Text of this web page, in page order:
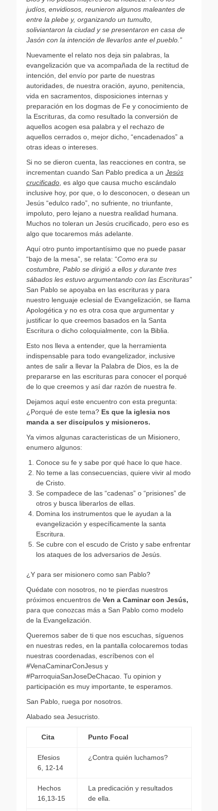
judíos, envidiosos, reunieron algunos maleantes de
entre la plebe y, organizando un tumulto,
soliviantaron la ciudad y se presentaron en casa de
Jasón con la intención de llevarlos ante el pueblo.”
Nuevamente el relato nos deja sin palabras, la
evangelización que va acompañada de la rectitud de
intención, del envío por parte de nuestras
autoridades, de nuestra oración, ayuno, penitencia,
vida en sacramentos, disposiciones internas y
preparación en los dogmas de Fe y conocimiento de
la Escrituras, da como resultado la conversión de
aquellos acogen esa palabra y el rechazo de
aquellos cerrados o, mejor dicho, “encadenados” a
otras ideas o intereses.
Si no se dieron cuenta, las reacciones en contra, se
incrementan cuando San Pablo predica a un Jesús
crucificado, es algo que causa mucho escándalo
inclusive hoy, por que, o lo desconocen, o desean un
Jesús “edulco rado”, no sufriente, no triunfante,
impoluto, pero lejano a nuestra realidad humana.
Muchos no toleran un Jesús crucificado, pero eso es
algo que tocaremos más adelante.
Aquí otro punto importantísimo que no puede pasar
“bajo de la mesa”, se relata: “Como era su
costumbre, Pablo se dirigió a ellos y durante tres
sábados les estuvo argumentando con las Escrituras”
San Pablo se apoyaba en las escrituras y para
nuestro lenguaje eclesial de Evangelización, se llama
Apologética y no es otra cosa que argumentar y
justificar lo que creemos basados en la Santa
Escritura o dicho coloquialmente, con la Biblia.
Esto nos lleva a entender, que la herramienta
indispensable para todo evangelizador, inclusive
antes de salir a llevar la Palabra de Dios, es la de
prepararse en las escrituras para conocer el porqué
de lo que creemos y así dar razón de nuestra fe.
Dejamos aquí este encuentro con esta pregunta:
¿Porqué de este tema? Es que la iglesia nos
manda a ser discipulos y misioneros.
Ya vimos algunas caracteristicas de un Misionero,
enumero algunos:
Conoce su fe y sabe por qué hace lo que hace.
No teme a las consecuencias, quiere vivir al modo
de Cristo.
Se compadece de las “cadenas” o “prisiones” de
otros y busca liberarlos de ellas.
Domina los instrumentos que le ayudan a la
evangelización y específicamente la santa
Escritura.
Se cubre con el escudo de Cristo y sabe enfrentar
los ataques de los adversarios de Jesús.
¿Y para ser misionero como san Pablo?
Quédate con nosotros, no te pierdas nuestros
próximos encuentros de Ven a Caminar con Jesús,
para que conozcas más a San Pablo como modelo
de la Evangelización.
Queremos saber de ti que nos escuchas, síguenos
en nuestras redes, en la pantalla colocaremos todas
nuestras coordenadas, escríbenos con el
#VenaCaminarConJesus y
#ParroquiaSanJoseDeChacao. Tu opinion y
participación es muy importante, te esperamos.
San Pablo, ruega por nosotros.
Alabado sea Jesucristo.
Cita Punto Focal
Efesios
6, 12-14
¿Contra quién luchamos?
Hechos
16,13-15
La predicación y resultados
de ella.